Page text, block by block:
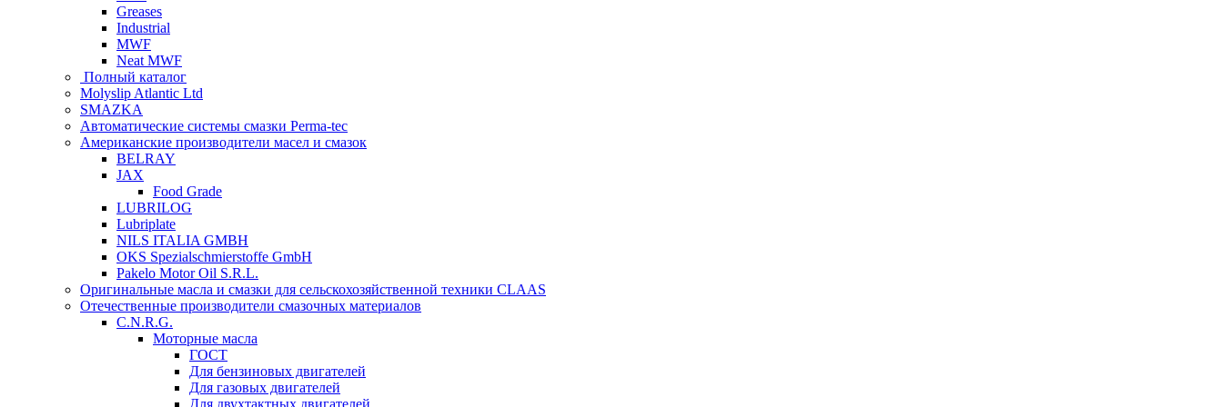
Greases
Industrial
MWF
Neat MWF
Полный каталог
Molyslip Atlantic Ltd
SMAZKA
Автоматические системы смазки Perma-tec
Американские производители масел и смазок
BELRAY
JAX
Food Grade
LUBRILOG
Lubriplate
NILS ITALIA GMBH
OKS Spezialschmierstoffe GmbH
Pakelo Motor Oil S.R.L.
Оригинальные масла и смазки для сельскохозяйственной техники CLAAS
Отечественные производители смазочных материалов
C.N.R.G.
Моторные масла
ГОСТ
Для бензиновых двигателей
Для газовых двигателей
Для двухтактных двигателей